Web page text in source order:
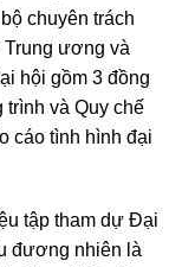
chuyên trách
ương và
hội gồm 3 đồng
và Quy chế
cáo tình hình đại
tập tham dự Đại
đương nhiên là